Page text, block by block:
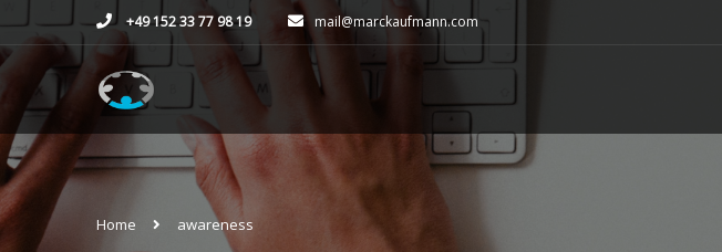
+49 152 33 77 98 19 mail@marckaufmann.com
Home awareness